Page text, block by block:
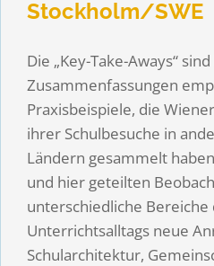
Stockholm/SWE
Die „Key-Take-Aways“
Zusammenfassungen
Praxisbeispiele, die
ihrer Schulbesuche in
Ländern gesammelt
und hier geteilten
unterschiedliche Bereiche
Unterrichtsalltags neue
Schularchitektur,